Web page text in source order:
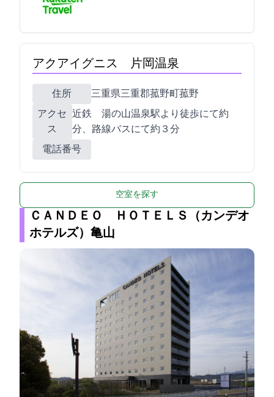
アクアイグニス 片岡温泉
住所
三重県三重郡菰野町菰野4800-1
アクセ
ス
近鉄 湯の山温泉駅より徒歩にて約10
分、路線バスにて約３分
電話番号
空室を探す
ＣＡＮＤＥＯ ＨＯＴＥＬＳ（カンデオ
ホテルズ）亀山